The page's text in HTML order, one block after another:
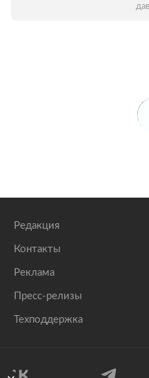
Редакция
Контакты
Реклама
Пресс-релизы
Техподдержка